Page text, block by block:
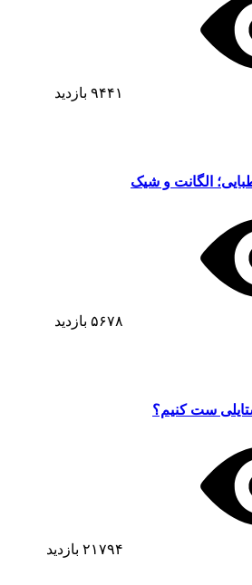
۹۴۴۱ بازدید
الگانت و شیک
۵۶۷۸ بازدید
ست کنیم؟
۲۱۷۹۴ بازدید